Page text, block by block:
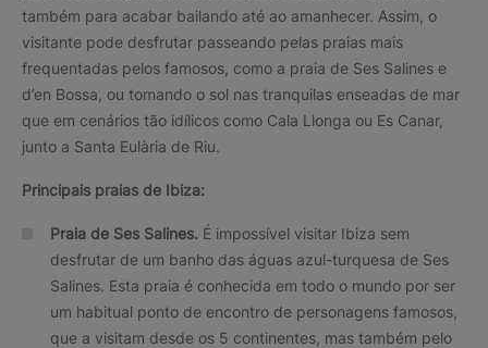
também para acabar bailando até ao amanhecer. Assim, o
visitante pode desfrutar passeando pelas praias mais
frequentadas pelos famosos, como a praia de Ses Salines e
d’en Bossa, ou tomando o sol nas tranquilas enseadas de mar
que em cenários tão idílicos como Cala Llonga ou Es Canar,
junto a Santa Eulària de Riu.
Principais praias de Ibiza:
Praia de Ses Salines. É impossível visitar Ibiza sem
desfrutar de um banho das águas azul-turquesa de Ses
Salines. Esta praia é conhecida em todo o mundo por ser
um habitual ponto de encontro de personagens famosos,
que a visitam desde os 5 continentes, mas também pelo